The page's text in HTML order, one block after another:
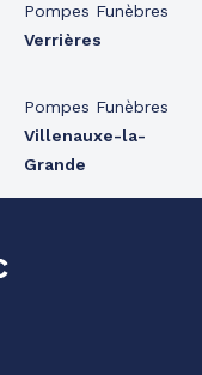
Pompes Funèbres
Verrières
Pompes Funèbres
Villenauxe-la-
Grande